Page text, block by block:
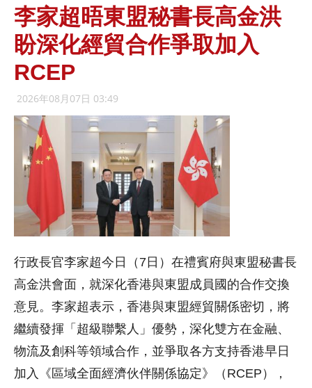
李家超晤東盟秘書長高金洪
盼深化經貿合作爭取加入
RCEP
2026年08月07日 03:49
行政長官李家超今日（7日）在禮賓府與東盟秘書長
高金洪會面，就深化香港與東盟成員國的合作交換
意見。李家超表示，香港與東盟經貿關係密切，將
繼續發揮「超級聯繫人」優勢，深化雙方在金融、
物流及創科等領域合作，並爭取各方支持香港早日
加入《區域全面經濟伙伴關係協定》（RCEP），